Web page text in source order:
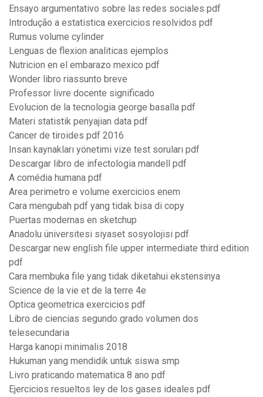
Ensayo argumentativo sobre las redes sociales pdf
Introdução a estatistica exercicios resolvidos pdf
Rumus volume cylinder
Lenguas de flexion analiticas ejemplos
Nutricion en el embarazo mexico pdf
Wonder libro riassunto breve
Professor livre docente significado
Evolucion de la tecnologia george basalla pdf
Materi statistik penyajian data pdf
Cancer de tiroides pdf 2016
Insan kaynakları yönetimi vize test soruları pdf
Descargar libro de infectologia mandell pdf
A comédia humana pdf
Area perimetro e volume exercicios enem
Cara mengubah pdf yang tidak bisa di copy
Puertas modernas en sketchup
Anadolu üniversitesi siyaset sosyolojisi pdf
Descargar new english file upper intermediate third edition
pdf
Cara membuka file yang tidak diketahui ekstensinya
Science de la vie et de la terre 4e
Optica geometrica exercicios pdf
Libro de ciencias segundo grado volumen dos
telesecundaria
Harga kanopi minimalis 2018
Hukuman yang mendidik untuk siswa smp
Livro praticando matematica 8 ano pdf
Ejercicios resueltos ley de los gases ideales pdf